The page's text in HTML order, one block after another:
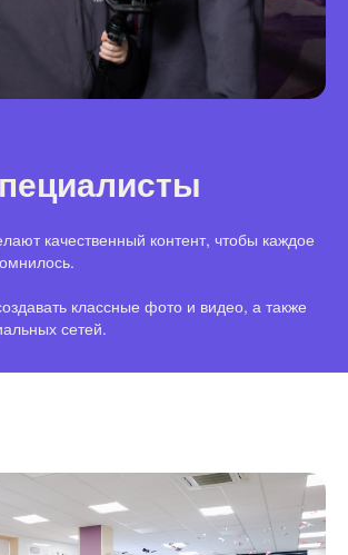
качественный контент, чтобы каждое
классные фото и видео, а также
сетей.